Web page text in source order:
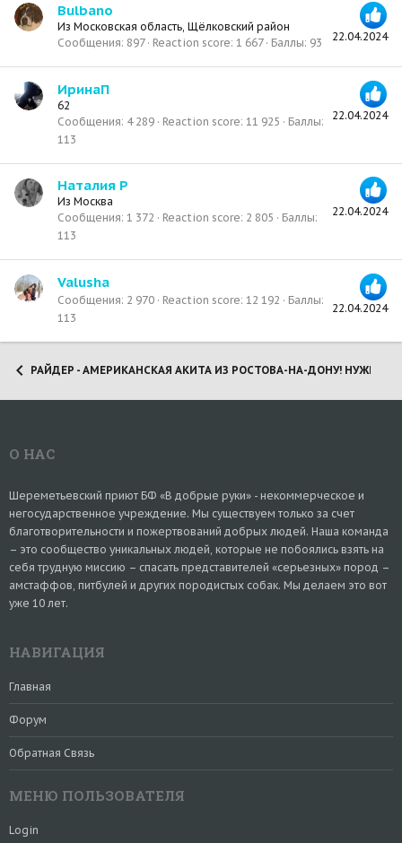
22.04.2024
Bulbano
Из Московская область, Щёлковский район
Сообщения 897 Reaction score 1 667 Баллы 93
22.04.2024
ИринаП
62
Сообщения 4 289 Reaction score 11 925
Баллы
113
22.04.2024
Наталия Р
Из Москва
Сообщения 1 372 Reaction score 2 805
Баллы
113
22.04.2024
Valusha
Сообщения 2 970 Reaction score 12 192
Баллы
113
РАЙДЕР - АМЕРИКАНСКАЯ АКИТА ИЗ РОСТОВА-НА-ДОНУ! НУЖНЫ
О НАС
Шереметьевский приют БФ «В добрые руки» - некоммерческое и
негосударственное учреждение. Мы существуем только за счет
благотворительности и пожертвований добрых людей. Наша команда
– это сообщество уникальных людей, которые не побоялись взять на
себя трудную миссию – спасать представителей «серьезных» пород –
амстаффов, питбулей и других породистых собак. Мы делаем это вот
уже 10 лет.
НАВИГАЦИЯ
Главная
Форум
Обратная Связь
МЕНЮ ПОЛЬЗОВАТЕЛЯ
Login